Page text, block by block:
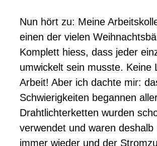
Nun hört zu: Meine
einen der vielen
Komplett hiess, dass jeder
umwickelt sein musste.
Arbeit! Aber ich dachte mir:
Schwierigkeiten begannen
Drahtlichterketten wurden
verwendet und waren
immer wieder und der